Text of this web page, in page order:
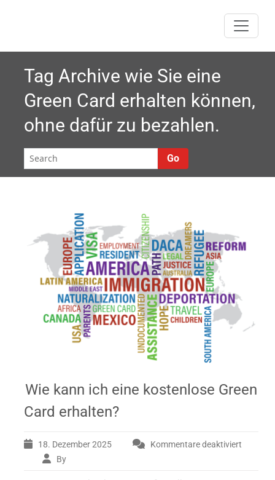
Tag Archive wie Sie eine
Green Card erhalten können,
ohne dafür zu bezahlen.
Go
Wie kann ich eine kostenlose Green
Card erhalten?
18. Dezember 2025
Kommentare deaktiviert
By